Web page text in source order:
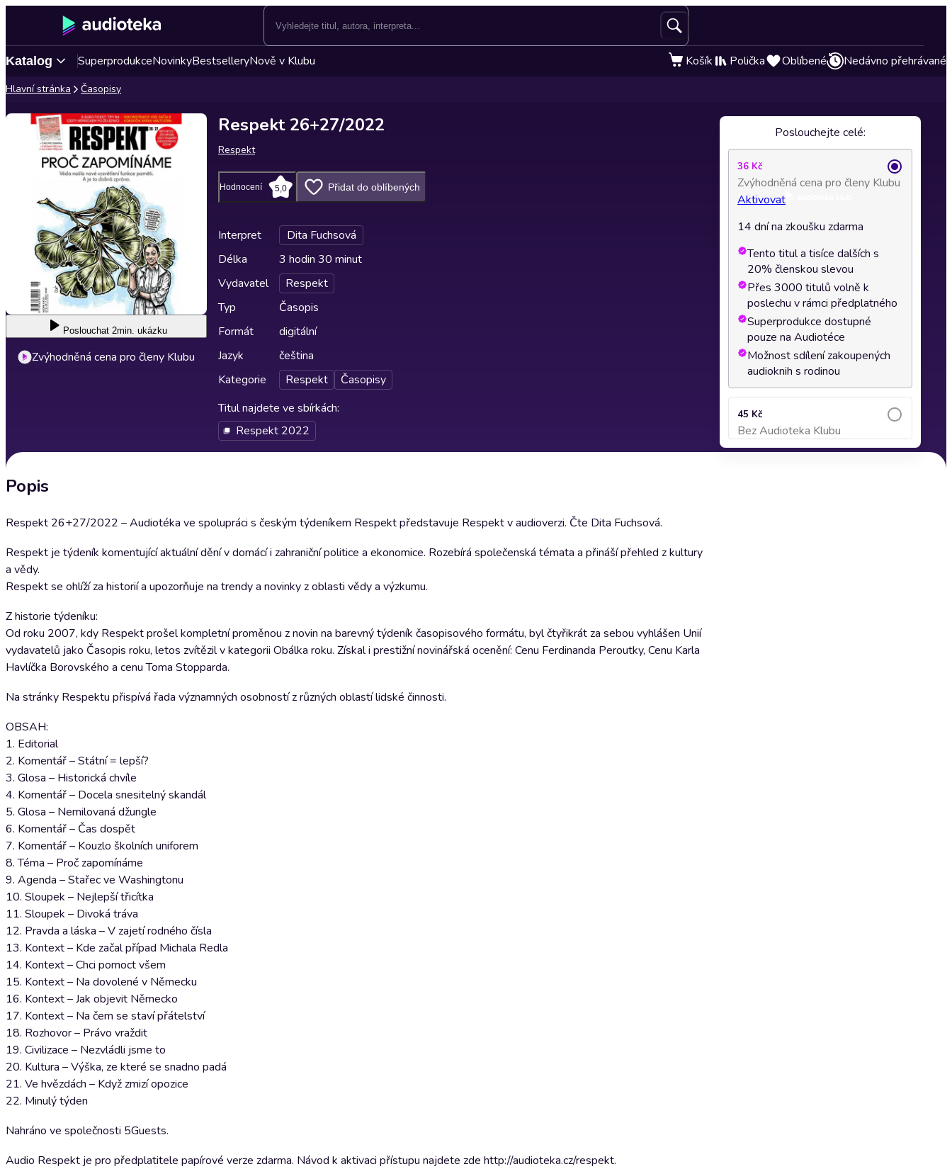
Katalog SuperprodukceNovinkyBestselleryNově v Klubu Košík Polička Oblíbené Nedávno přehrávané
Hlavní stránka Časopisy
Poslouchat 2min. ukázku
Zvýhodněná cena pro členy Klubu
Respekt 26+27/2022
Respekt
Hodnocení 5,0 Přidat do oblíbených
Interpret
Dita Fuchsová
Délka
3 hodin 30 minut
Vydavatel
Respekt
Typ
Časopis
Formát
digitální
Jazyk
čeština
Kategorie
Respekt
Časopisy
Titul najdete ve sbírkách:
Respekt 2022
Popis
Respekt 26+27/2022 – Audiotéka ve spolupráci s českým týdeníkem Respekt představuje Respekt v audioverzi. Čte Dita Fuchsová.
Respekt je týdeník komentující aktuální dění v domácí i zahraniční politice a ekonomice. Rozebírá společenská témata a přináší přehled z kultury
a vědy.
Respekt se ohlíží za historií a upozorňuje na trendy a novinky z oblasti vědy a výzkumu.
Z historie týdeníku:
Od roku 2007, kdy Respekt prošel kompletní proměnou z novin na barevný týdeník časopisového formátu, byl čtyřikrát za sebou vyhlášen Unií
vydavatelů jako Časopis roku, letos zvítězil v kategorii Obálka roku. Získal i prestižní novinářská ocenění: Cenu Ferdinanda Peroutky, Cenu Karla
Havlíčka Borovského a cenu Toma Stopparda.
Na stránky Respektu přispívá řada významných osobností z různých oblastí lidské činnosti.
OBSAH:
1. Editorial
2. Komentář – Státní = lepší?
3. Glosa – Historická chvíle
4. Komentář – Docela snesitelný skandál
5. Glosa – Nemilovaná džungle
6. Komentář – Čas dospět
7. Komentář – Kouzlo školních uniforem
8. Téma – Proč zapomínáme
9. Agenda – Stařec ve Washingtonu
10. Sloupek – Nejlepší třicítka
11. Sloupek – Divoká tráva
12. Pravda a láska – V zajetí rodného čísla
13. Kontext – Kde začal případ Michala Redla
14. Kontext – Chci pomoct všem
15. Kontext – Na dovolené v Německu
16. Kontext – Jak objevit Německo
17. Kontext – Na čem se staví přátelství
18. Rozhovor – Právo vraždit
19. Civilizace – Nezvládli jsme to
20. Kultura – Výška, ze které se snadno padá
21. Ve hvězdách – Když zmizí opozice
22. Minulý týden
Nahráno ve společnosti 5Guests.
Audio Respekt je pro předplatitele papírové verze zdarma. Návod k aktivaci přístupu najdete zde http://audioteka.cz/respekt.
Poslouchejte celé:
36 Kč
Zvýhodněná cena pro členy Klubu
Aktivovat
14 dní na zkoušku zdarma
Tento titul a tisíce dalších s
20% členskou slevou
Přes 3000 titulů volně k
poslechu v rámci předplatného
Superprodukce dostupné
pouze na Audiotéce
Možnost sdílení zakoupených
audioknih s rodinou
45 Kč
Bez Audioteka Klubu
Přidat do košíku